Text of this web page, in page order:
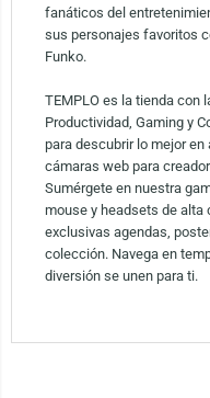
fanáticos del
sus personajes favoritos
Funko.
TEMPLO es la tienda con
Productividad, Gaming y
para descubrir lo mejor
cámaras web para
Sumérgete en nuestra
mouse y headsets de alta
exclusivas agendas,
colección. Navega en
diversión se unen para ti.